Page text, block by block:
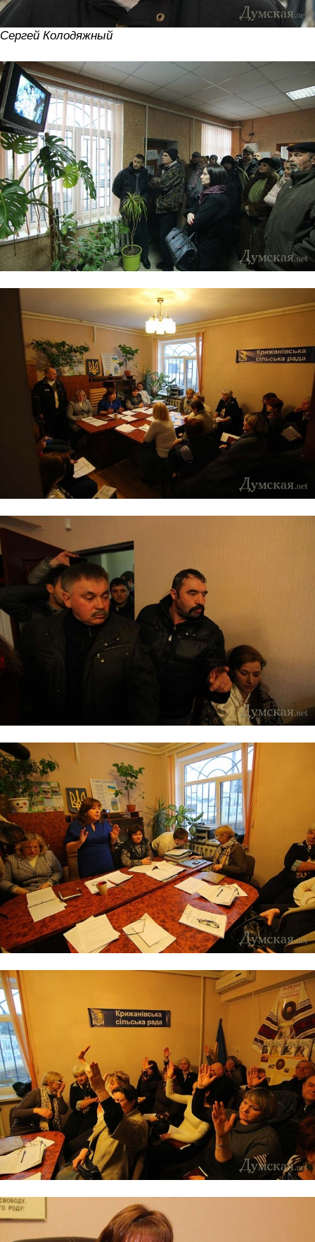
Сергей Колодяжный